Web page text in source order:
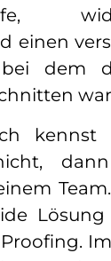
einen
bei dem